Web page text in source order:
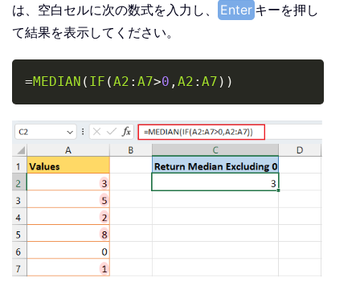
は、空白セルに次の数式を入力し、
Enter キーを押し
て結果を表示してください。
=MEDIAN ( IF (A2 : A7>0 , A2 : A7 ) )